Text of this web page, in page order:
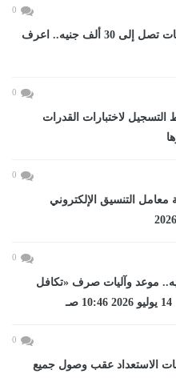
0
فرص عمل فى الأردن بمرتبات تصل إلى 30 ألف جنيه.. اعرف
0
2026.. رابط التسجيل لاختبارات القدرات
0
التنسيق الإلكتروني
0
مليارات جنيه.. موعد وآليات صرف «تكافل
0
الاستعداد عقب وصول جميع